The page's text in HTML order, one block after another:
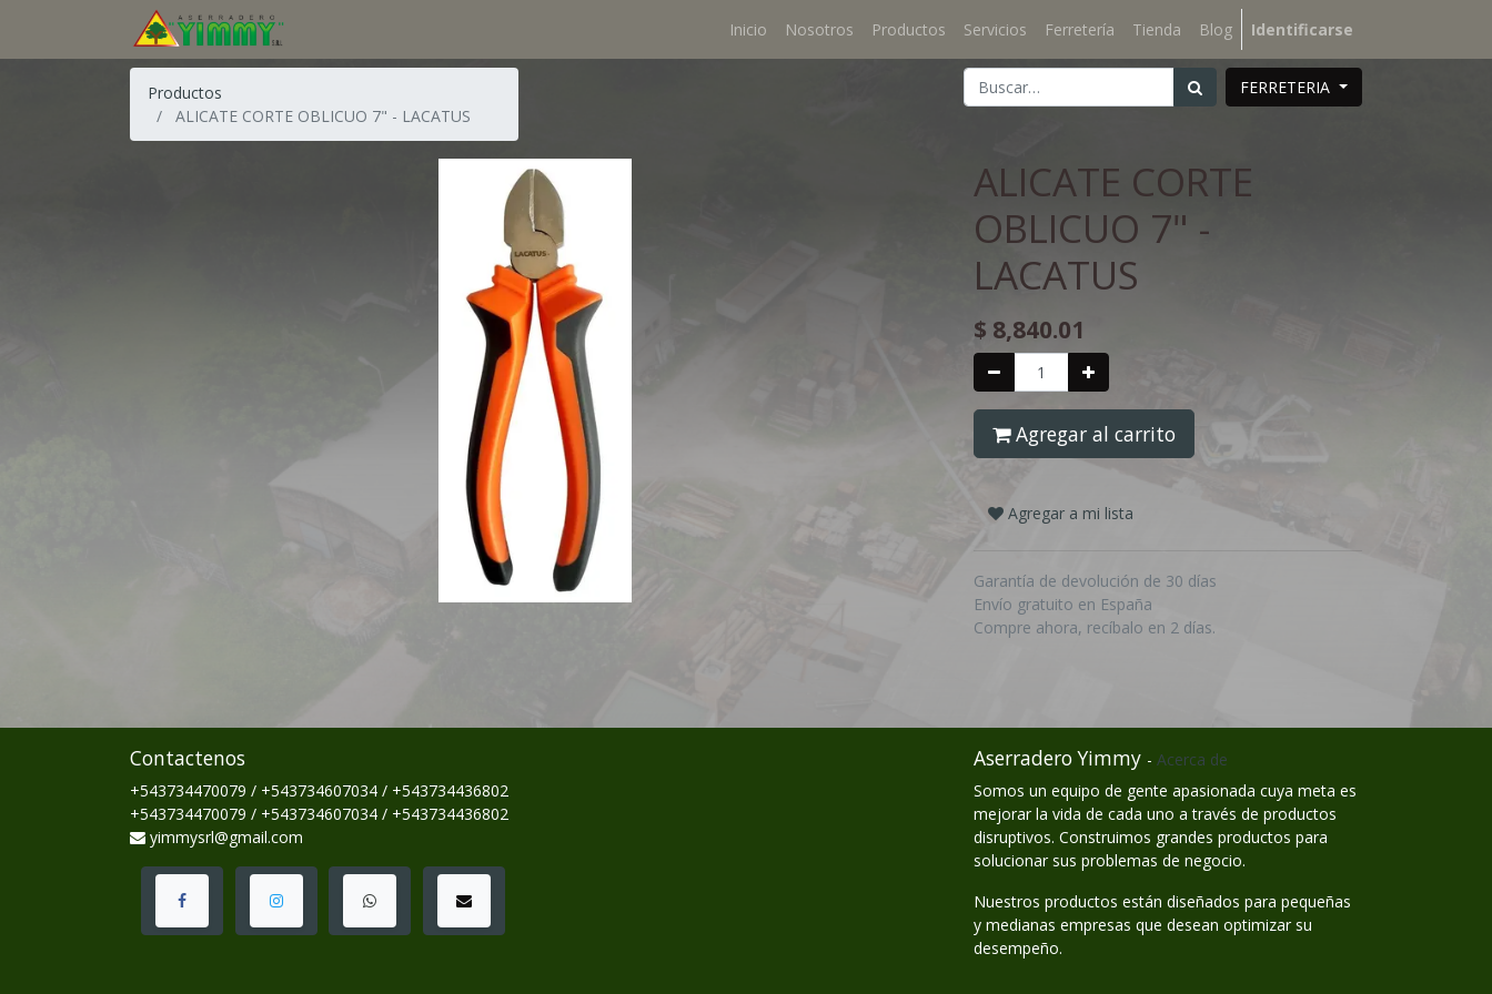
Inicio Nosotros Productos Servicios Ferretería Tienda Blog Identificarse
Productos
ALICATE CORTE OBLICUO 7" - LACATUS
FERRETERIA
ALICATE CORTE
OBLICUO 7" -
LACATUS
$ 8,840.01
Agregar al carrito
Agregar a mi lista
Garantía de devolución de 30 días
Envío gratuito en España
Compre ahora, recíbalo en 2 días.
Contactenos
+543734470079 / +543734607034 / +543734436802
+543734470079 / +543734607034 / +543734436802
yimmysrl@gmail.com
Aserradero Yimmy - Acerca de
Somos un equipo de gente apasionada cuya meta es
mejorar la vida de cada uno a través de productos
disruptivos. Construimos grandes productos para
solucionar sus problemas de negocio.
Nuestros productos están diseñados para pequeñas
y medianas empresas que desean optimizar su
desempeño.